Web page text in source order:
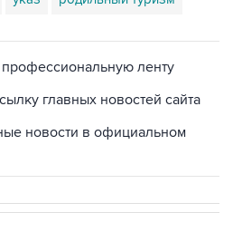
профессиональную ленту
главных новостей сайта
новости в официальном